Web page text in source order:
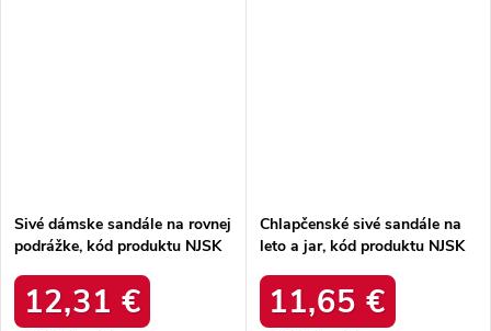
Sivé dámske sandále na rovnej
podrážke, kód produktu NJSK
12,31 €
Chlapčenské sivé sandále na
leto a jar, kód produktu NJSK
11,65 €